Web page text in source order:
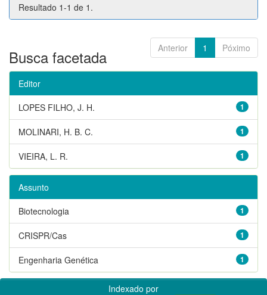
Resultado 1-1 de 1.
Anterior 1 Póximo
Busca facetada
Editor
1
LOPES FILHO, J. H.
1
MOLINARI, H. B. C.
1
VIEIRA, L. R.
Assunto
1
Biotecnologia
1
CRISPR/Cas
1
Engenharia Genética
Indexado por